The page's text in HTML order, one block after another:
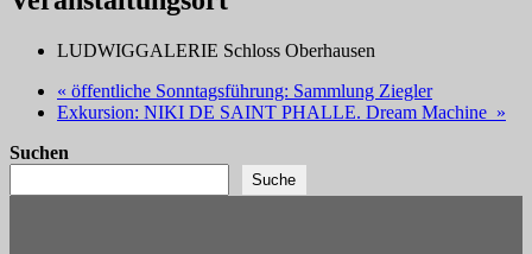
LUDWIGGALERIE Schloss Oberhausen
« öffentliche Sonntagsführung: Sammlung Ziegler
Exkursion: NIKI DE SAINT PHALLE. Dream Machine »
Suchen
Suche